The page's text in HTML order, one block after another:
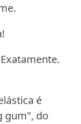
é
gum", do